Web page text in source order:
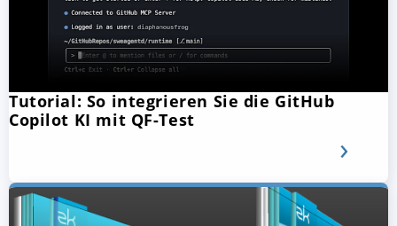
Tutorial: So integrieren Sie die GitHub
Copilot KI mit QF-Test